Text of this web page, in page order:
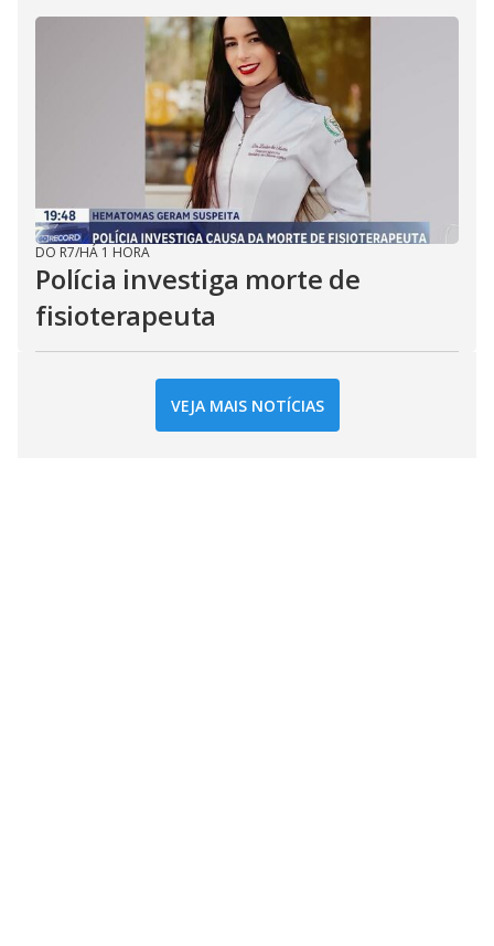
DO R7/HÁ 1 HORA
Polícia investiga morte de
fisioterapeuta
VEJA MAIS NOTÍCIAS